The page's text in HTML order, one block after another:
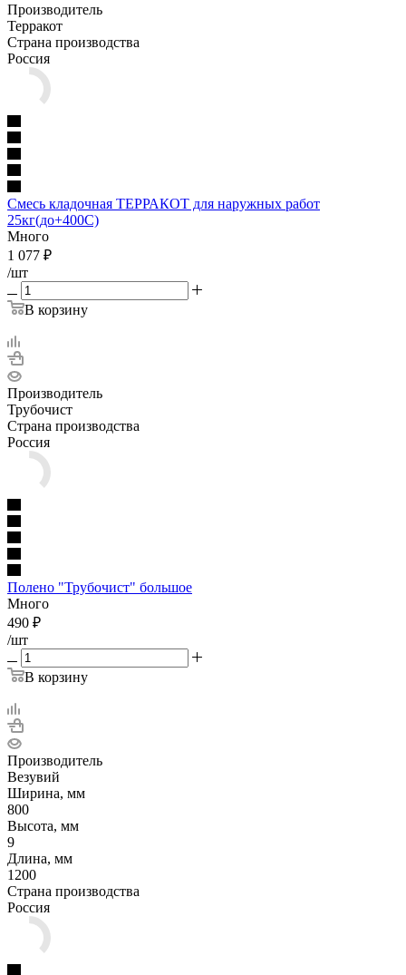
Производитель
Терракот
Страна производства
Россия
Смесь кладочная ТЕРРАКОТ для наружных работ
25кг(до+400С)
Много
1 077 ₽
/шт
В корзину
Производитель
Трубочист
Страна производства
Россия
Полено "Трубочист" большое
Много
490 ₽
/шт
В корзину
Производитель
Везувий
Ширина, мм
800
Высота, мм
9
Длина, мм
1200
Страна производства
Россия